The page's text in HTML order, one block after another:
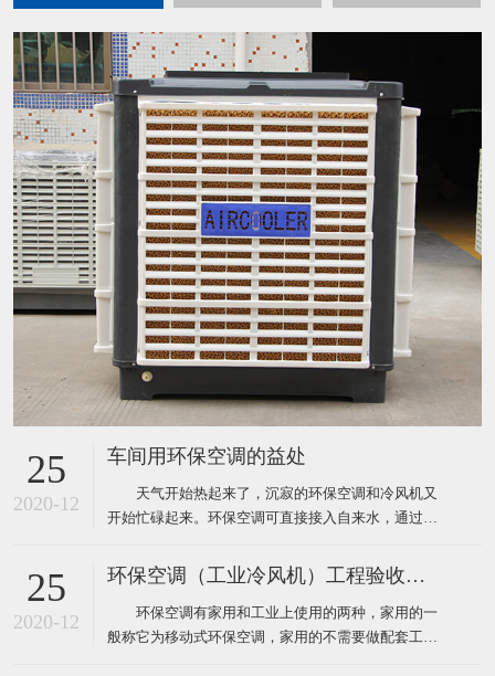
25
2020-12
车间用环保空调的益处
天气开始热起来了，沉寂的环保空调和冷风机又
开始忙碌起来。环保空调可直接接入自来水，通过风
到制冷空调同样的效果，既达到了降温防暑的目的，
又节约了电能和开支，环保空调降温节能一举两得，
现在绝大多数企业都安装了这样的环保空调。下面为
大家介绍厂房降温使用
25
2020-12
环保空调（工业冷风机）工程验收标准
环保空调有家用和工业上使用的两种，家用的一
般称它为移动式环保空调，家用的不需要做配套工